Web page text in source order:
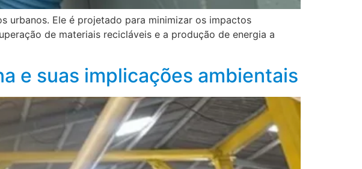
urbanos. Ele é projetado para minimizar os impactos
de materiais recicláveis e a produção de energia a
e suas implicações ambientais